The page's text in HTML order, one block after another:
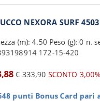
NEXORA SURF 4503
(m): 4.50 Peso (g): 0 n.
172-15-420
€ 333,90SCONTO 3,00%
punti Bonus Card